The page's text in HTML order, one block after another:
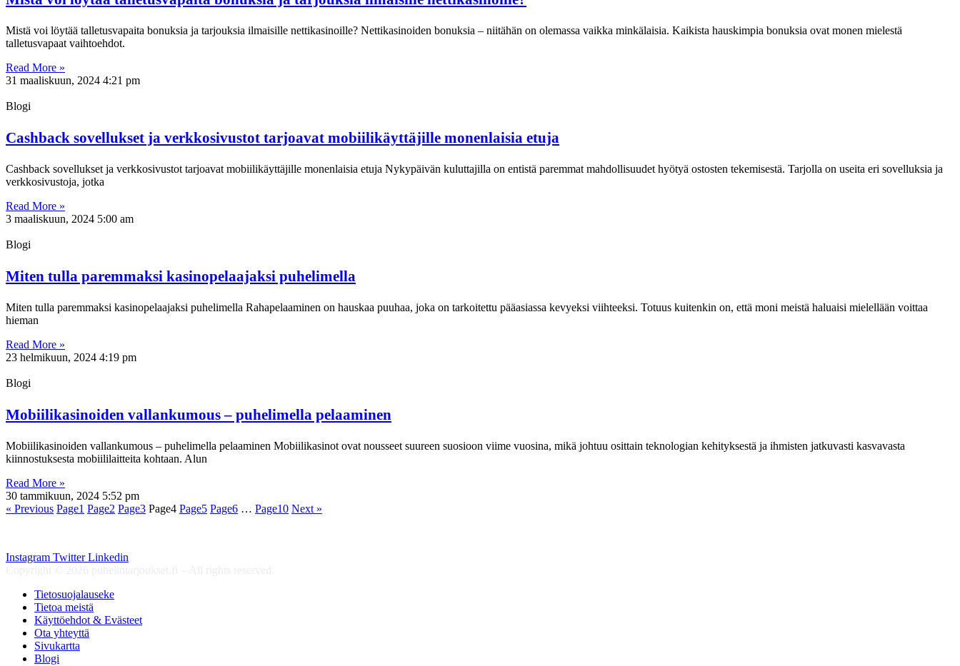
Mistä voi löytää talletusvapaita bonuksia ja tarjouksia ilmaisille nettikasinoille? Nettikasinoiden bonuksia – niitähän on olemassa vaikka minkälaisia. Kaikista hauskimpia bonuksia ovat monen mielestä
talletusvapaat vaihtoehdot.
Read More »
31 maaliskuun, 2024 4:21 pm
Blogi
Cashback sovellukset ja verkkosivustot tarjoavat mobiilikäyttäjille monenlaisia etuja
Cashback sovellukset ja verkkosivustot tarjoavat mobiilikäyttäjille monenlaisia etuja Nykypäivän kuluttajilla on entistä paremmat mahdollisuudet hyötyä ostosten tekemisestä. Tarjolla on useita eri sovelluksia ja
verkkosivustoja, jotka
Read More »
3 maaliskuun, 2024 5:00 am
Blogi
Miten tulla paremmaksi kasinopelaajaksi puhelimella
Miten tulla paremmaksi kasinopelaajaksi puhelimella Rahapelaaminen on hauskaa puuhaa, joka on tarkoitettu pääasiassa kevyeksi viihteeksi. Totuus kuitenkin on, että moni meistä haluaisi mielellään voittaa
hieman
Read More »
23 helmikuun, 2024 4:19 pm
Blogi
Mobiilikasinoiden vallankumous – puhelimella pelaaminen
Mobiilikasinoiden vallankumous – puhelimella pelaaminen Mobiilikasinot ovat nousseet suureen suosioon viime vuosina, mikä johtuu osittain teknologian kehityksestä ja ihmisten jatkuvasti kasvavasta
kiinnostuksesta mobiililaitteita kohtaan. Alun
Read More »
30 tammikuun, 2024 5:52 pm
« Previous Page1 Page2 Page3 Page4 Page5 Page6 … Page10 Next »
Instagram Twitter Linkedin
Tietosuojalauseke
Tietoa meistä
Käyttöehdot & Evästeet
Ota yhteyttä
Sivukartta
Blogi